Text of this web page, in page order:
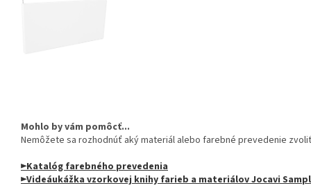
Mohlo by vám pomôcť...
Nemôžete sa rozhodnúť aký materiál alebo farebné prevedenie
►Katalóg farebného prevedenia
►Videáukážka vzorkovej knihy farieb a materiálov Jocavi